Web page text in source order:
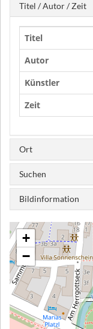
Titel / Autor / Zeit
Titel
Autor
Künstler
Zeit
Ort
Suchen
Bildinformation
+
−